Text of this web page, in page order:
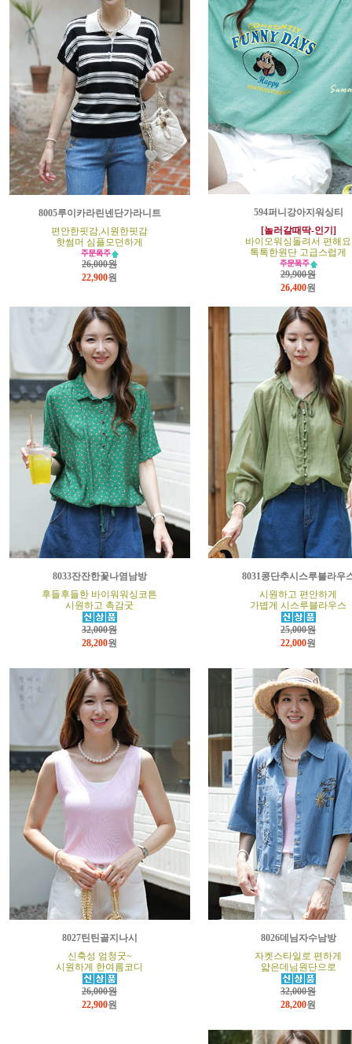
8005루이카라린넨단가라니트
편안한핏감,시원한핏감
핫썸머 심플모던하게
26,000원
22,900원
594퍼니강아지워싱티
[놀러갈때딱-인기]
바이오워싱돌려서 편해요
톡톡한원단 고급스럽게
29,900원
26,400원
8033잔잔한꽃나염남방
후들후들한 바이워워싱코튼
시원하고 촉감굿
32,000원
28,200원
8031콩단추시스루블라우
시원하고 편안하게
가볍게 시스루블라우스
25,000원
22,000원
8027틴틴골지나시
신축성 엄청굿~
시원하게 한여름코디
26,000원
22,900원
8026데님자수남방
자켓스타일로 편하게
얇은데님원단으로
32,000원
28,200원